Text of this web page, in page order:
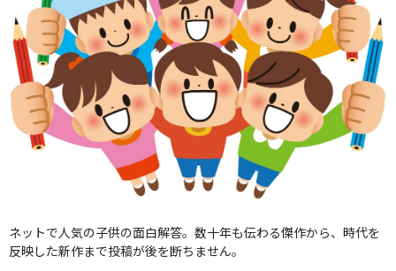
ネットで人気の子供の面白解答。数十年も伝わる傑作から、時代を
反映した新作まで投稿が後を断ちません。